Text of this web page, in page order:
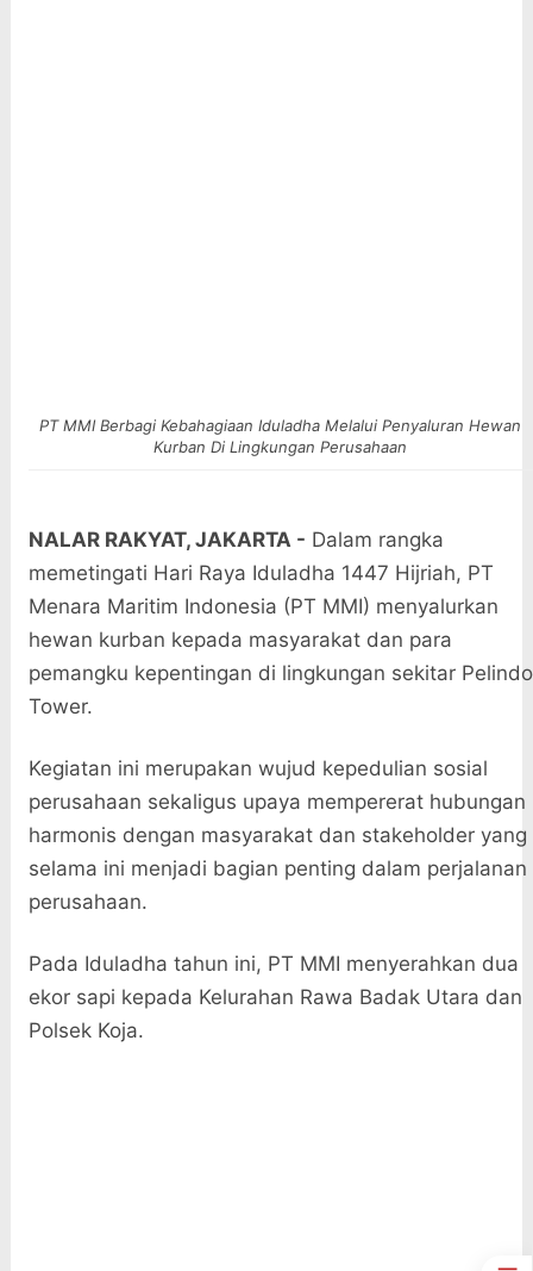
PT MMI Berbagi Kebahagiaan Iduladha Melalui Penyaluran Hewan
Kurban Di Lingkungan Perusahaan
NALAR RAKYAT, JAKARTA - Dalam rangka
memetingati Hari Raya Iduladha 1447 Hijriah, PT
Menara Maritim Indonesia (PT MMI) menyalurkan
hewan kurban kepada masyarakat dan para
pemangku kepentingan di lingkungan sekitar Pelindo
Tower.
Kegiatan ini merupakan wujud kepedulian sosial
perusahaan sekaligus upaya mempererat hubungan
harmonis dengan masyarakat dan stakeholder yang
selama ini menjadi bagian penting dalam perjalanan
perusahaan.
Pada Iduladha tahun ini, PT MMI menyerahkan dua
ekor sapi kepada Kelurahan Rawa Badak Utara dan
Polsek Koja.